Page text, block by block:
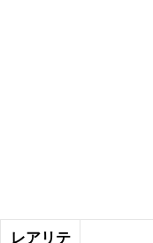
レアリテ